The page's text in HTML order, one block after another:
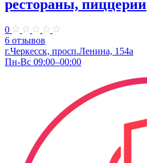
рестораны, пиццерии
0
6 отзывов
г.Черкесск, просп.Ленина, 154а
Пн-Вс 09:00–00:00